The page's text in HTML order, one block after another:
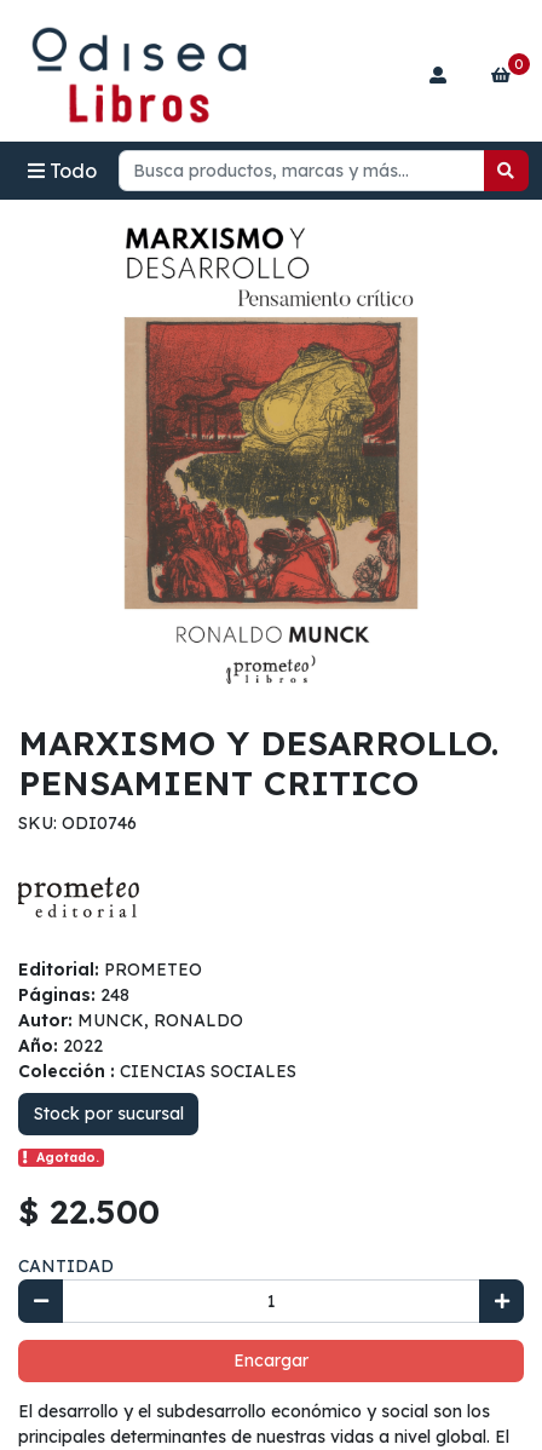
Todo
0
MARXISMO Y DESARROLLO.
PENSAMIENT CRITICO
SKU: ODI0746
Editorial: PROMETEO
Páginas: 248
Autor: MUNCK, RONALDO
Año: 2022
Colección : CIENCIAS SOCIALES
Stock por sucursal
Agotado.
$ 22.500
CANTIDAD
Encargar
El desarrollo y el subdesarrollo económico y social son los
principales determinantes de nuestras vidas a nivel global. El